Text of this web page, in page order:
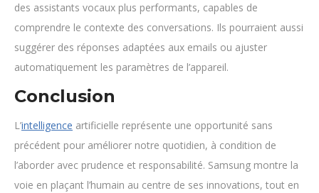
des assistants vocaux plus performants, capables de
comprendre le contexte des conversations. Ils pourraient aussi
suggérer des réponses adaptées aux emails ou ajuster
automatiquement les paramètres de l’appareil.
Conclusion
L’intelligence artificielle représente une opportunité sans
précédent pour améliorer notre quotidien, à condition de
l’aborder avec prudence et responsabilité. Samsung montre la
voie en plaçant l’humain au centre de ses innovations, tout en